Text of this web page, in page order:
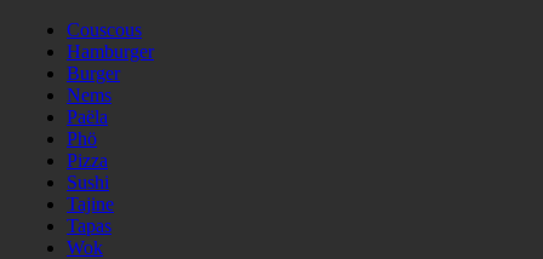
Couscous
Hamburger
Burger
Nems
Paëla
Phö
Pizza
Sushi
Tajine
Tapas
Wok